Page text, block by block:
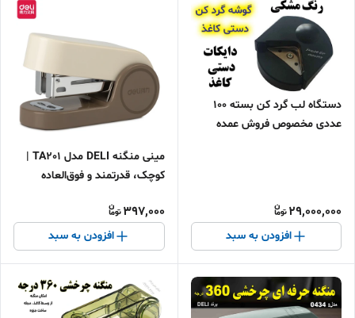
دستگاه لب گرد کن بسته ۱۰۰
عددی مخصوص فروش عمده
29,000,000
افزودن به سبد
مینی منگنه DELI مدل TA201 |
کوچک، قدرتمند و فوق‌العاده
397,000
افزودن به سبد